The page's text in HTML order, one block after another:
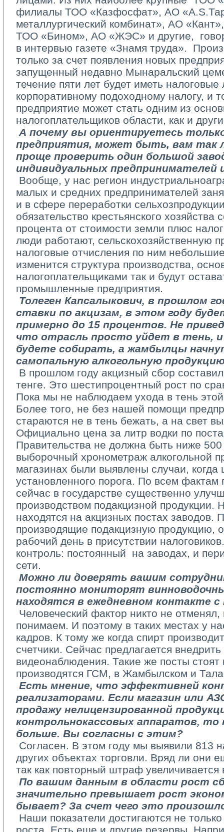
филиалы ТОО «Казфосфат», АО
металлургический комбинат», АО
ТОО «Бином», АО «ЖЭС» и другие,
в интервью газете «Знамя труда».
только за счет появления новых
запущенный недавно Мынаральский
течение пяти лет будет иметь
корпоративному подоходному налогу, и
предприятие может стать одним из
налогоплательщиков области, как и
А почему вы ориентируетесь
предприятия, может быть, вам так
проще проверить один большой
индивидуальных предпринимателей
Вообще, у нас регион
малых и средних предпринимателей
и в сфере переработки
обязательство крестьянского хозяйства
процента от стоимости земли плюс
люди работают, сельскохозяйственную
налоговые отчисления по ним
изменится структура производства,
налогоплательщиками так и будут
промышленные предприятия.
Толеген Капсалыкович, в прошлом
ставки по акцизам, в этом году
примерно до 15 процентов. Не
что отрасль просто уйдет в тень,
будете собирать, а жамбылцы
самопальную алкогольную
В прошлом году акцизный сбор
тенге. Это шестипроцентный рост по
Пока мы не наблюдаем ухода в тень
Более того, не без нашей помощи
стараются не в тень бежать, а на свет
Официально цена за литр водки по
Правительства не должна быть ниже
выборочный хронометраж алкогольной
магазинах были выявлены случаи,
установленного порога. По всем
сейчас в государстве существенно
производством подакцизной продукции.
находятся на акцизных постах заводов.
производящие подакцизную продукцию,
рабочий день в присутствии
контроль: постоянный ­ на заводах, и
сети.
Можно ли доверять вашим
постоянно мониторят
находятся в ежедневном контакте
Человеческий фактор никто не
понимаем. И поэтому в таких местах у
кадров. К тому же когда спирт
счетчики. Сейчас предлагается
видеонаблюдения. Такие же посты стоят
производятся ГСМ, в Жамбылском и
Есть мнение, что эффективней
реализаторами. Если магазин или
продажу нелицензированной
контрольно­кассовых аппаратов, то
больше. Вы согласны с этим?
Согласен. В этом году мы выявили 813
других объектах торговли. Вряд ли они
так как повторный штраф увеличивается
По вашим данным в области рост
значительно превышает рост
бывает? За счет чего это
Наши показатели достигаются не